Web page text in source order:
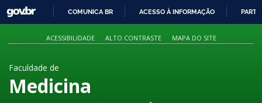
PARA
O
GOVBR
COMUNICA BR ACESSO À INFORMAÇÃO
ACESSIBILIDADE ALTO CONTRASTE MAPA DO SITE
Faculdade de
Medicina